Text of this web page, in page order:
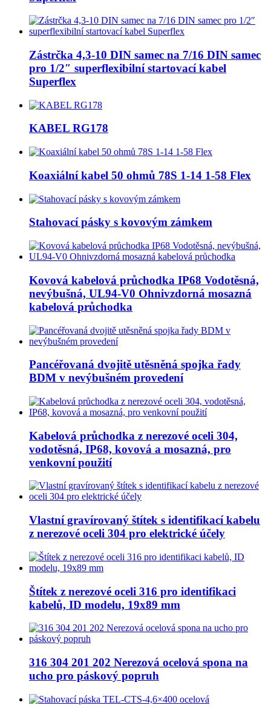
Zástrčka 4,3-10 DIN samec na 7/16 DIN samec
pro 1/2″ superflexibilní startovací kabel
Superflex
KABEL RG178
Koaxiální kabel 50 ohmů 78S 1-14 1-58 Flex
Stahovací pásky s kovovým zámkem
Kovová kabelová průchodka IP68 Vodotěsná,
nevýbušná, UL94-V0 Ohnivzdorná mosazná
kabelová průchodka
Pancéřovaná dvojitě utěsněná spojka řady
BDM v nevýbušném provedení
Kabelová průchodka z nerezové oceli 304,
vodotěsná, IP68, kovová a mosazná, pro
venkovní použití
Vlastní gravírovaný štítek s identifikací kabelu
z nerezové oceli 304 pro elektrické účely
Štítek z nerezové oceli 316 pro identifikaci
kabelů, ID modelu, 19x89 mm
316 304 201 202 Nerezová ocelová spona na
ucho pro páskový popruh